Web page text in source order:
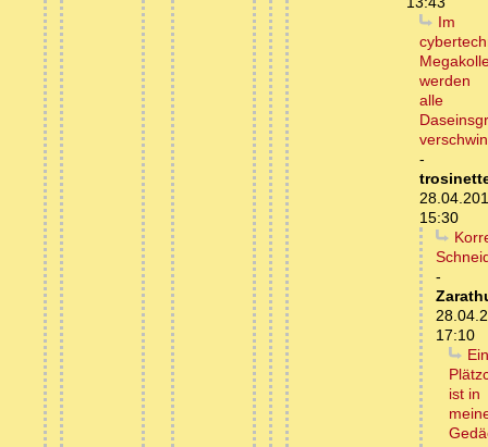
Im
werden
alle
-
15:30
-
17:10
Ein
ist in